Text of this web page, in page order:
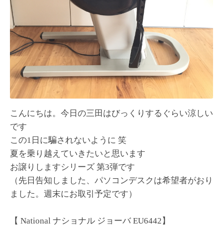
こんにちは。今日の三田はびっくりするぐらい涼しい
です
この1日に騙されないように 笑
夏を乗り越えていきたいと思います
お譲りしますシリーズ 第3弾です
（先日告知しました、パソコンデスクは希望者がおり
ました。週末にお取引予定です）
【 National ナショナル ジョーバ EU6442】